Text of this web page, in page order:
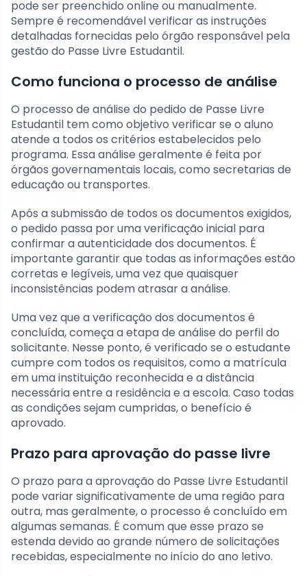
pode ser preenchido online ou manualmente.
Sempre é recomendável verificar as instruções
detalhadas fornecidas pelo órgão responsável pela
gestão do Passe Livre Estudantil.
Como funciona o processo de análise
O processo de análise do pedido de Passe Livre
Estudantil tem como objetivo verificar se o aluno
atende a todos os critérios estabelecidos pelo
programa. Essa análise geralmente é feita por
órgãos governamentais locais, como secretarias de
educação ou transportes.
Após a submissão de todos os documentos exigidos,
o pedido passa por uma verificação inicial para
confirmar a autenticidade dos documentos. É
importante garantir que todas as informações estão
corretas e legíveis, uma vez que quaisquer
inconsistências podem atrasar a análise.
Uma vez que a verificação dos documentos é
concluída, começa a etapa de análise do perfil do
solicitante. Nesse ponto, é verificado se o estudante
cumpre com todos os requisitos, como a matrícula
em uma instituição reconhecida e a distância
necessária entre a residência e a escola. Caso todas
as condições sejam cumpridas, o benefício é
aprovado.
Prazo para aprovação do passe livre
O prazo para a aprovação do Passe Livre Estudantil
pode variar significativamente de uma região para
outra, mas geralmente, o processo é concluído em
algumas semanas. É comum que esse prazo se
estenda devido ao grande número de solicitações
recebidas, especialmente no início do ano letivo.